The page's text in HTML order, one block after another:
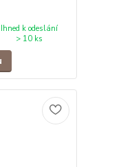
Ihned k odeslání
> 10 ks